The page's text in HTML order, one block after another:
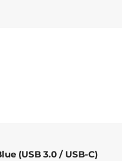
(USB 3.0 / USB-C)